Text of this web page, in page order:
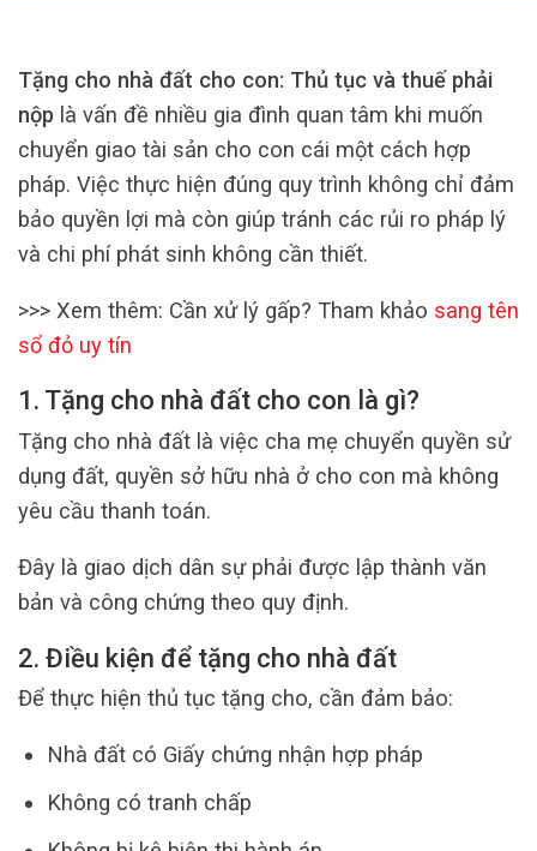
Tặng cho nhà đất cho con: Thủ tục và thuế phải
nộp là vấn đề nhiều gia đình quan tâm khi muốn
chuyển giao tài sản cho con cái một cách hợp
pháp. Việc thực hiện đúng quy trình không chỉ đảm
bảo quyền lợi mà còn giúp tránh các rủi ro pháp lý
và chi phí phát sinh không cần thiết.
>>> Xem thêm: Cần xử lý gấp? Tham khảo sang tên
sổ đỏ uy tín
1. Tặng cho nhà đất cho con là gì?
Tặng cho nhà đất là việc cha mẹ chuyển quyền sử
dụng đất, quyền sở hữu nhà ở cho con mà không
yêu cầu thanh toán.
Đây là giao dịch dân sự phải được lập thành văn
bản và công chứng theo quy định.
2. Điều kiện để tặng cho nhà đất
Để thực hiện thủ tục tặng cho, cần đảm bảo:
Nhà đất có Giấy chứng nhận hợp pháp
Không có tranh chấp